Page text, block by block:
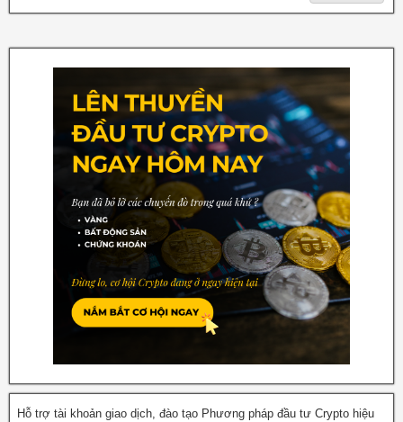
Hỗ trợ tài khoản giao dịch, đào tạo Phương pháp đầu tư Crypto hiệu